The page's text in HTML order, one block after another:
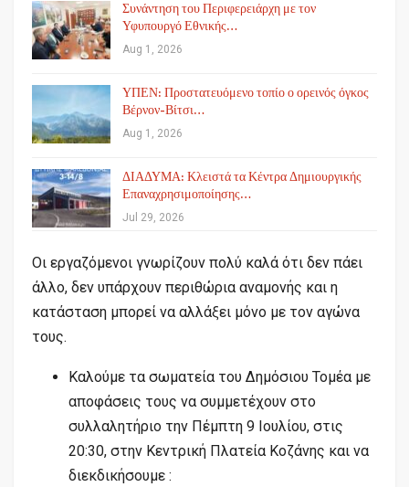
Συνάντηση του Περιφερειάρχη με τον
Υφυπουργό Εθνικής…
Aug 1, 2026
ΥΠΕΝ: Προστατευόμενο τοπίο ο ορεινός όγκος
Βέρνον-Βίτσι…
Aug 1, 2026
ΔΙΑΔΥΜΑ: Κλειστά τα Κέντρα Δημιουργικής
Επαναχρησιμοποίησης…
Jul 29, 2026
Οι εργαζόμενοι γνωρίζουν πολύ καλά ότι δεν πάει
άλλο, δεν υπάρχουν περιθώρια αναμονής και η
κατάσταση μπορεί να αλλάξει μόνο με τον αγώνα
τους.
Καλούμε τα σωματεία του Δημόσιου Τομέα με
αποφάσεις τους να συμμετέχουν στο
συλλαλητήριο την Πέμπτη 9 Ιουλίου, στις
20:30, στην Κεντρική Πλατεία Κοζάνης και να
διεκδικήσουμε :